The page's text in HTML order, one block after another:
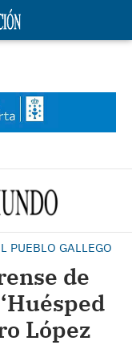
PUEBLO GALLEGO
de
López